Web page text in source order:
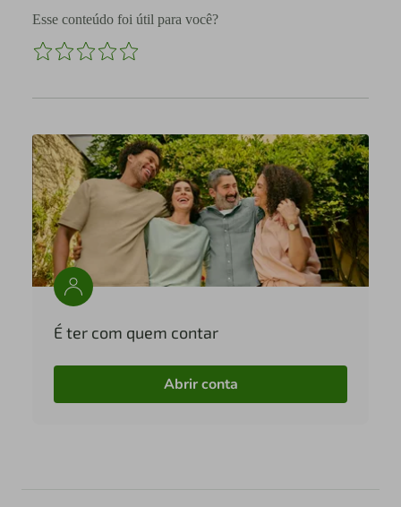
Esse conteúdo foi útil para você?
É ter com quem contar
Abrir conta